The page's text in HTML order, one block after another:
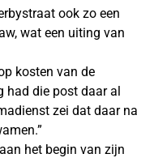
ook zo een
wat een uiting van
kosten van de
had die post daar al
zei dat daar na
het begin van zijn